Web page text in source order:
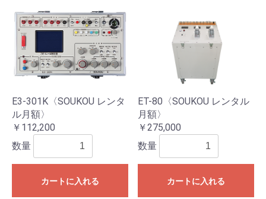
E3-301K〈SOUKOU レンタ
ル月額〉
￥112,200
数量
カートに入れる
ET-80〈SOUKOU レンタル
月額〉
￥275,000
数量
カートに入れる